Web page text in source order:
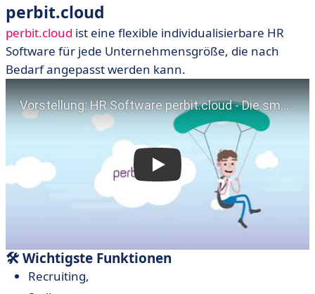
perbit.cloud
perbit.cloud ist eine flexible individualisierbare HR
Software für jede Unternehmensgröße, die nach
Bedarf angepasst werden kann.
🛠 Wichtigste Funktionen
Recruiting,